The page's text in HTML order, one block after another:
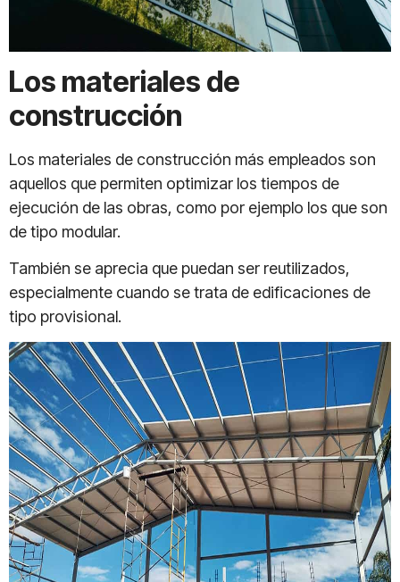
Los materiales de
construcción
Los materiales de construcción más empleados son
aquellos que permiten optimizar los tiempos de
ejecución de las obras, como por ejemplo los que son
de tipo modular.
También se aprecia que puedan ser reutilizados,
especialmente cuando se trata de edificaciones de
tipo provisional.